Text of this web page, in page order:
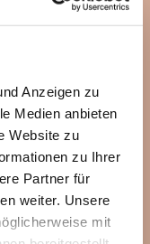
Anzeigen zu
Medien anbieten
Website zu
zu Ihrer
Partner für
weiter. Unsere
mit